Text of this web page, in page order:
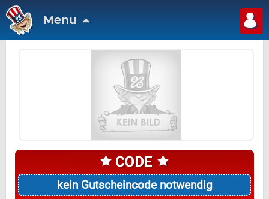
Menu
kein Gutscheincode notwendig